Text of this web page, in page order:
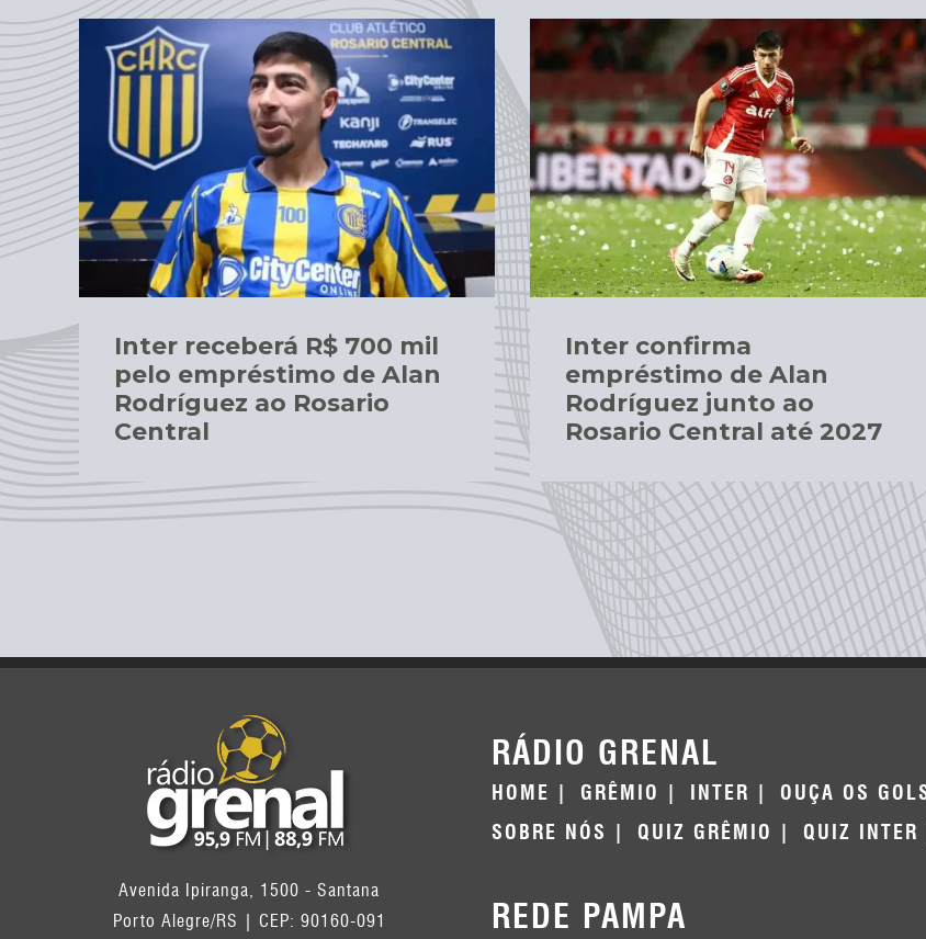
Inter receberá R$ 700 mil
pelo empréstimo de Alan
Rodríguez ao Rosario
Central
Inter confirma
empréstimo de Alan
Rodríguez junto ao
Rosario Central até 2027
Avenida Ipiranga, 1500 - Santana
Porto Alegre/RS | CEP: 90160-091
RÁDIO GRENAL
HOME GRÊMIO INTER OUÇA OS
SOBRE NÓS
QUIZ GRÊMIO QUIZ INTER
REDE PAMPA